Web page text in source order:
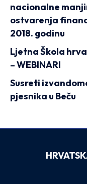
nacionalne
ostvarenja
2018. godinu
Ljetna Škola
– WEBINARI
Susreti
pjesnika u Beču